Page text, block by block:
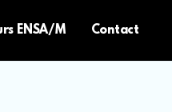
ENSA/M Contact